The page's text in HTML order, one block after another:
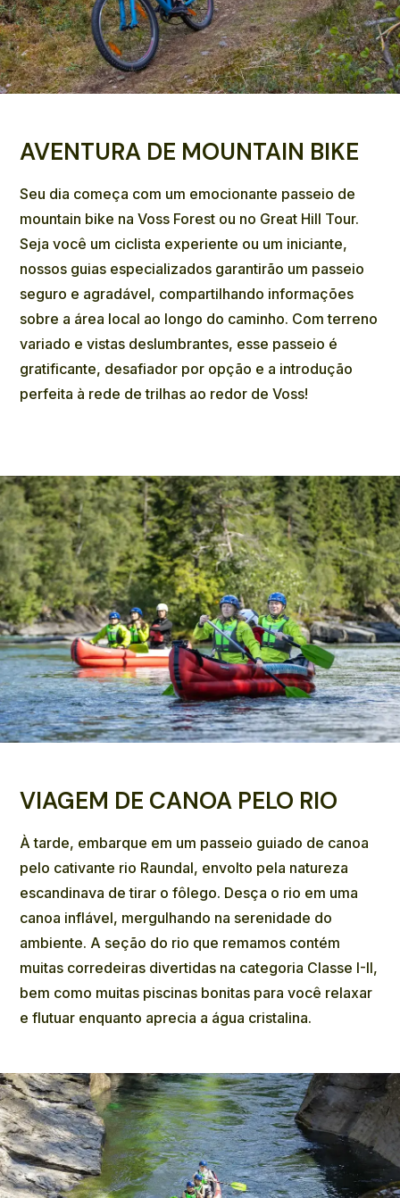
AVENTURA DE MOUNTAIN BIKE
Seu dia começa com um emocionante passeio de
mountain bike na Voss Forest ou no Great Hill Tour.
Seja você um ciclista experiente ou um iniciante,
nossos guias especializados garantirão um passeio
seguro e agradável, compartilhando informações
sobre a área local ao longo do caminho. Com terreno
variado e vistas deslumbrantes, esse passeio é
gratificante, desafiador por opção e a introdução
perfeita à rede de trilhas ao redor de Voss!
VIAGEM DE CANOA PELO RIO
À tarde, embarque em um passeio guiado de canoa
pelo cativante rio Raundal, envolto pela natureza
escandinava de tirar o fôlego. Desça o rio em uma
canoa inflável, mergulhando na serenidade do
ambiente. A seção do rio que remamos contém
muitas corredeiras divertidas na categoria Classe I-II,
bem como muitas piscinas bonitas para você relaxar
e flutuar enquanto aprecia a água cristalina.